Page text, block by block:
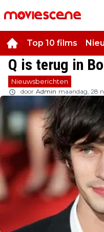
Top 10 films
Q is terug in
Nieuwsberichten
door Admin maandag, 28